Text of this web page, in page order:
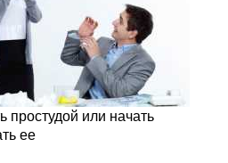
простудой или начать
ее